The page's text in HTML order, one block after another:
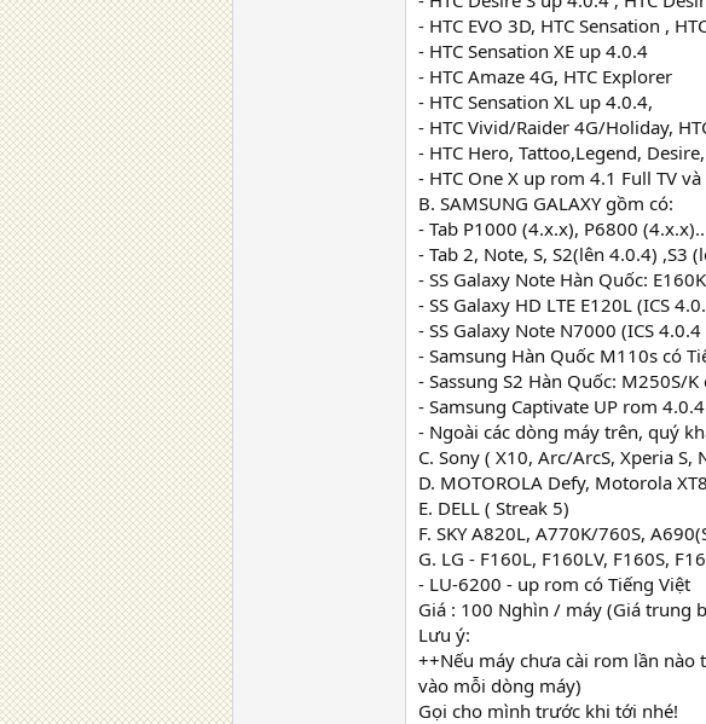
- HTC EVO 3D, HTC Sensation ,
- HTC Sensation XE up 4.0.4
- HTC Amaze 4G, HTC Explorer
- HTC Sensation XL up 4.0.4,
- HTC Vivid/Raider 4G/Holiday,
- HTC Hero, Tattoo,Legend,
- HTC One X up rom 4.1 Full TV
B. SAMSUNG GALAXY gồm có:
- Tab P1000 (4.x.x), P6800
- Tab 2, Note, S, S2(lên 4.0.4) ,S3
- SS Galaxy Note Hàn Quốc:
- SS Galaxy HD LTE E120L (ICS
- SS Galaxy Note N7000 (ICS 4.0.4
- Samsung Hàn Quốc M110s có
- Sassung S2 Hàn Quốc: M250S/
- Samsung Captivate UP rom
- Ngoài các dòng máy trên, quý
C. Sony ( X10, Arc/ArcS, Xperia S,
D. MOTOROLA Defy, Motorola
E. DELL ( Streak 5)
F. SKY A820L, A770K/760S,
G. LG - F160L, F160LV, F160S,
- LU-6200 - up rom có Tiếng Việt
Giá : 100 Nghìn / máy (Giá trung
Lưu ý:
++Nếu máy chưa cài rom lần
vào mỗi dòng máy)
Gọi cho mình trước khi tới nhé!